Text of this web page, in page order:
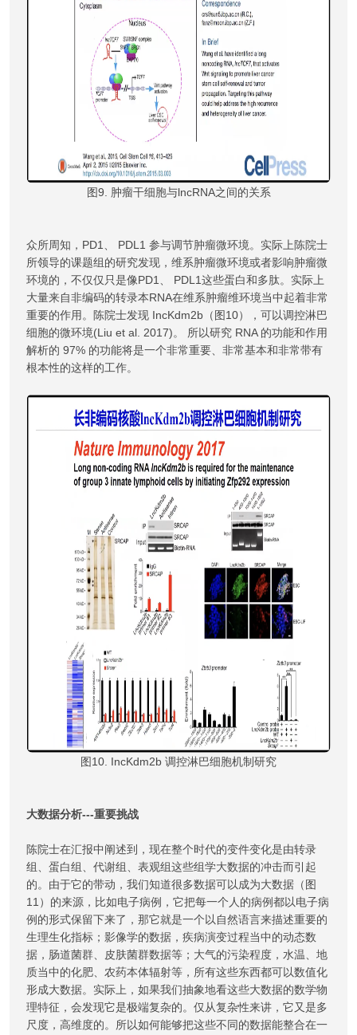
图9. 肿瘤干细胞与lncRNA之间的关系
众所周知，PD1、 PDL1 参与调节肿瘤微环境。实际上陈院士
所领导的课题组的研究发现，维系肿瘤微环境或者影响肿瘤微
环境的，不仅仅只是像PD1、 PDL1这些蛋白和多肽。实际上
大量来自非编码的转录本RNA在维系肿瘤维环境当中起着非常
重要的作用。陈院士发现 IncKdm2b（图10），可以调控淋巴
细胞的微环境(Liu et al. 2017)。 所以研究 RNA 的功能和作用
解析的 97% 的功能将是一个非常重要、非常基本和非常带有
根本性的这样的工作。
图10. IncKdm2b 调控淋巴细胞机制研究
大数据分析---重要挑战
陈院士在汇报中阐述到，现在整个时代的变件变化是由转录
组、蛋白组、代谢组、表观组这些组学大数据的冲击而引起
的。由于它的带动，我们知道很多数据可以成为大数据（图
11）的来源，比如电子病例，它把每一个人的病例都以电子病
例的形式保留下来了，那它就是一个以自然语言来描述重要的
生理生化指标；影像学的数据，疾病演变过程当中的动态数
据，肠道菌群、皮肤菌群数据等；大气的污染程度，水温、地
质当中的化肥、农药本体辐射等，所有这些东西都可以数值化
形成大数据。实际上，如果我们抽象地看这些大数据的数学物
理特征，会发现它是极端复杂的。仅从复杂性来讲，它又是多
尺度，高维度的。所以如何能够把这些不同的数据能整合在一